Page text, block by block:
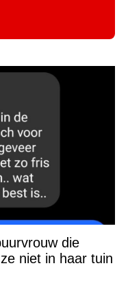
die
niet in haar tuin